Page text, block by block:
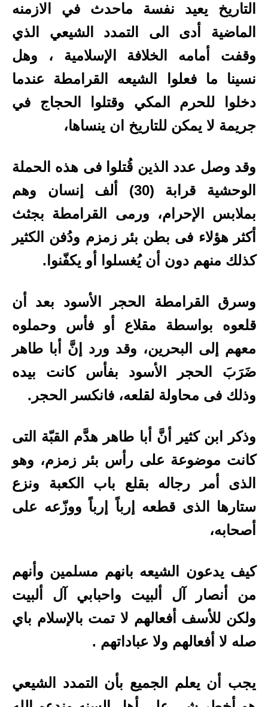
التاريخ يعيد نفسة ماحدث في الازمنه
الماضية أدى الى التمدد الشيعي الذي
وقفت أمامه الخلافة الإسلامية ، وهل
نسينا ما فعلوا الشيعه القرامطة عندما
دخلوا للحرم المكي وقتلوا الحجاج في
جريمة لا يمكن للتاريخ ان ينساها،
وقد وصل عدد الذين قُتلوا فى هذه الحملة
الوحشية قرابة (30) ألف إنسان وهم
بملابس الإحرام، ورمى القرامطة بجثث
أكثر هؤلاء فى بطن بئر زمزم ودُفن الكثير
كذلك منهم دون أن يُغسلوا أو يكفّنوا.
وسرق القرامطة الحجر الأسود بعد أن
قلعوه بواسطة مقلاع أو فأس وحملوه
معهم إلى البحرين، وقد ورد إنَّ أبا طاهر
ضَرَبَ الحجر الأسود بفأس كانت بيده
وذلك فى محاولة لقلعه، فانكسر الحجر.
وذكر ابن كثير أنَّ أبا طاهر هدَّم القبّة التى
كانت موضوعة على رأس بئر زمزم، وهو
الذى أمر رجاله بقلع باب الكعبة ونزع
ستارها الذى قطعه إرباً إرباً ووزّعه على
أصحابه،
كيف يدعون الشيعه بانهم مسلمين وأنهم
من أنصار آل ألبيت واحبابي آل ألبيت
ولكن للأسف أفعالهم لا تمت بالإسلام باي
صله لا أفعالهم ولا عباداتهم .
يجب أن يعلم الجميع بأن التمدد الشيعي